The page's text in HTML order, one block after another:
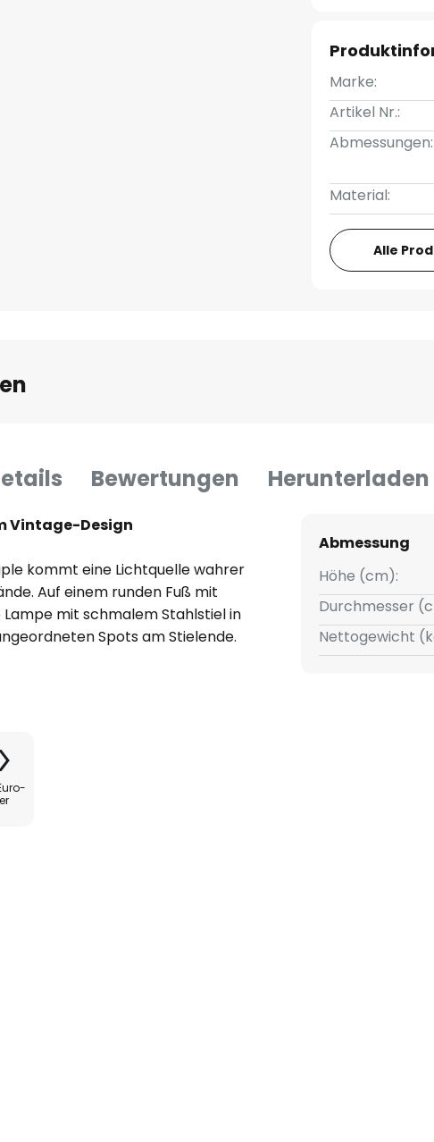
Marke:
Artikel Nr.:
Abmessungen:
Material:
Alle
Bewertungen Herunterladen
Vintage-Design
kommt eine Lichtquelle wahrer
Auf einem runden Fuß mit
mit schmalem Stahlstiel in
Spots am Stielende.
gefertigt und zeigen sich in
der umliegende Raum optimal
im Wohnzimmer, dem Büro
Lampe bringt helles Licht, das
Weise in den Fokus rückt
Abmessung
Höhe (cm):
Durchmesser
Nettogewicht